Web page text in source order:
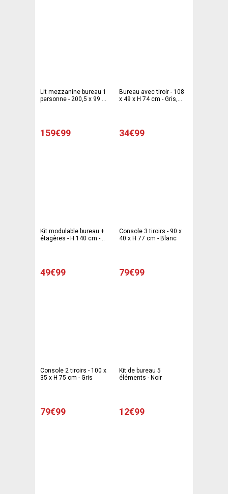
Lit mezzanine bureau 1
personne - 200,5 x 99 x
159€99
Bureau avec tiroir - 108
x 49 x H 74 cm - Gris,
34€99
Kit modulable bureau +
étagères - H 140 cm -
49€99
Console 3 tiroirs - 90 x
40 x H 77 cm - Blanc
79€99
Console 2 tiroirs - 100 x
35 x H 75 cm - Gris
79€99
Kit de bureau 5
éléments - Noir
12€99